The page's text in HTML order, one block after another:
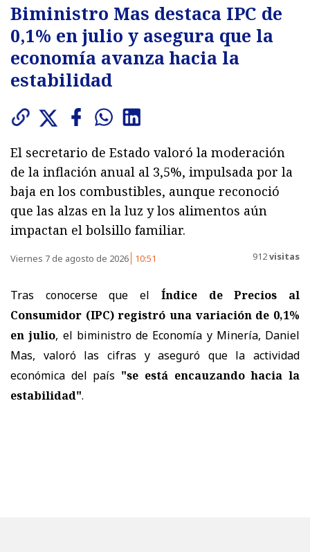
Biministro Mas destaca IPC de
0,1% en julio y asegura que la
economía avanza hacia la
estabilidad
El secretario de Estado valoró la moderación
de la inflación anual al 3,5%, impulsada por la
baja en los combustibles, aunque reconoció
que las alzas en la luz y los alimentos aún
impactan el bolsillo familiar.
Viernes 7 de agosto de 2026 10:51 912visitas
Tras conocerse que el Índice de Precios al
Consumidor (IPC) registró una variación de 0,1%
en julio, el biministro de Economía y Minería, Daniel
Mas, valoró las cifras y aseguró que la actividad
económica del país "se está encauzando hacia la
estabilidad".